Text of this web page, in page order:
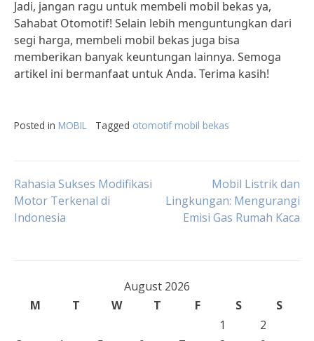
Jadi, jangan ragu untuk membeli mobil bekas ya,
Sahabat Otomotif! Selain lebih menguntungkan dari
segi harga, membeli mobil bekas juga bisa
memberikan banyak keuntungan lainnya. Semoga
artikel ini bermanfaat untuk Anda. Terima kasih!
Posted in MOBIL Tagged otomotif mobil bekas
Post
navigation
Rahasia Sukses Modifikasi
Motor Terkenal di
Indonesia
Mobil Listrik dan
Lingkungan: Mengurangi
Emisi Gas Rumah Kaca
August 2026
M
T W T F S
S
1
2